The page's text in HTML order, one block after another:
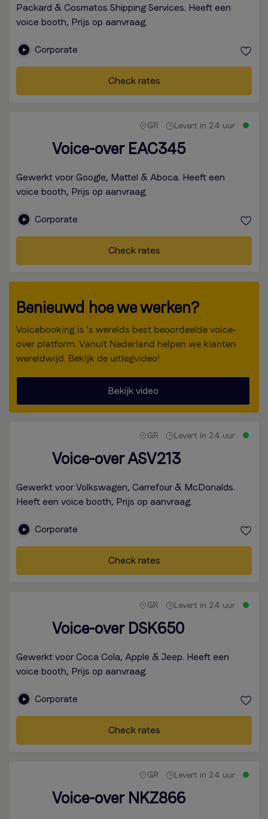
Packard & Cosmatos Shipping Services. Heeft een
voice booth, Prijs op aanvraag.
Corporate
Check rates
GR Levert in 24 uur
Voice-over EAC345
Gewerkt voor Google, Mattel & Aboca. Heeft een
voice booth, Prijs op aanvraag.
Corporate
Check rates
Benieuwd hoe we werken?
Voicebooking is 's werelds best beoordeelde voice-
over platform. Vanuit Nederland helpen we klanten
wereldwijd. Bekijk de uitlegvideo!
Bekijk video
GR Levert in 24 uur
Voice-over ASV213
Gewerkt voor Volkswagen, Carrefour & McDonalds.
Heeft een voice booth, Prijs op aanvraag.
Corporate
Check rates
GR Levert in 24 uur
Voice-over DSK650
Gewerkt voor Coca Cola, Apple & Jeep. Heeft een
voice booth, Prijs op aanvraag.
Corporate
Check rates
GR Levert in 24 uur
Voice-over NKZ866